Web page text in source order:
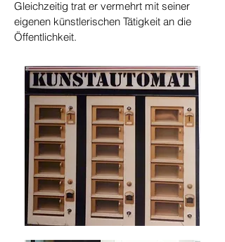
Gleichzeitig trat er vermehrt mit seiner
eigenen künstlerischen Tätigkeit an die
Öffentlichkeit.